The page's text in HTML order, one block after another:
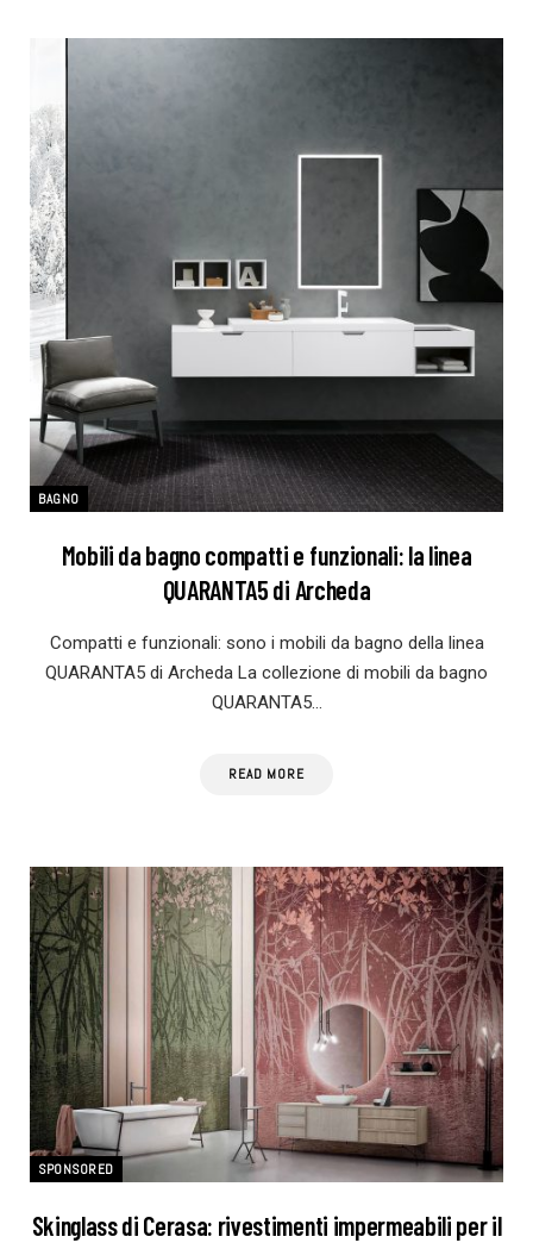
BAGNO
Mobili da bagno compatti e funzionali: la linea
QUARANTA5 di Archeda
Compatti e funzionali: sono i mobili da bagno della linea
QUARANTA5 di Archeda La collezione di mobili da bagno
QUARANTA5…
READ MORE
SPONSORED
Skinglass di Cerasa: rivestimenti impermeabili per il